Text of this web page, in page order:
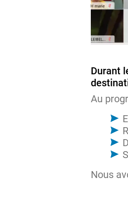
Durant
Au
Nous